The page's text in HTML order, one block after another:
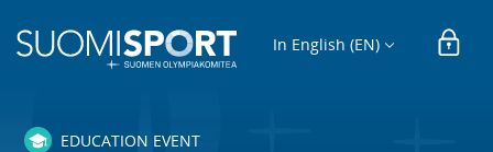
In English (EN)
EDUCATION EVENT